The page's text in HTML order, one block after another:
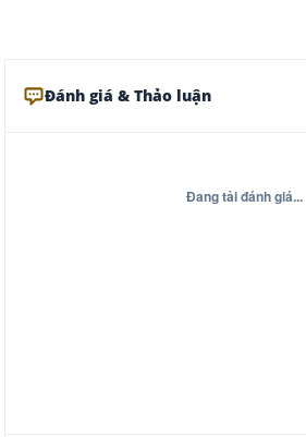
Đánh giá & Thảo luận
Đang tải đánh giá...